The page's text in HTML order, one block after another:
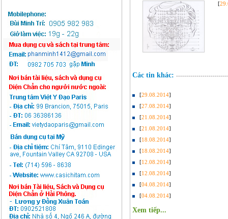
[
Các tin khác:
[29.08.2014]
[27.08.2014]
[21.08.2014]
[21.08.2014]
[18.08.2014]
[18.08.2014]
[12.08.2014]
[12.08.2014]
[04.08.2014]
[04.08.2014]
Xem tiếp...